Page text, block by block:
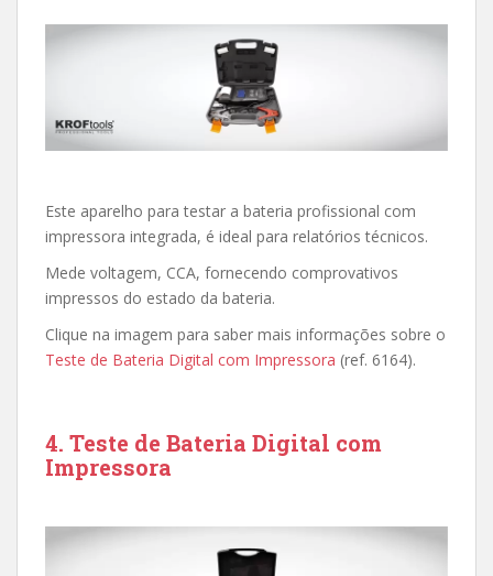
Este aparelho para testar a bateria profissional com
impressora integrada, é ideal para relatórios técnicos.
Mede voltagem, CCA, fornecendo comprovativos
impressos do estado da bateria.
Clique na imagem para saber mais informações sobre o
Teste de Bateria Digital com Impressora (ref. 6164).
4. Teste de Bateria Digital com
Impressora